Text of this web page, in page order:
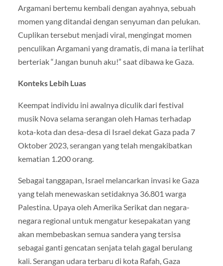
Argamani bertemu kembali dengan ayahnya, sebuah
momen yang ditandai dengan senyuman dan pelukan.
Cuplikan tersebut menjadi viral, mengingat momen
penculikan Argamani yang dramatis, di mana ia terlihat
berteriak “Jangan bunuh aku!” saat dibawa ke Gaza.
Konteks Lebih Luas
Keempat individu ini awalnya diculik dari festival
musik Nova selama serangan oleh Hamas terhadap
kota-kota dan desa-desa di Israel dekat Gaza pada 7
Oktober 2023, serangan yang telah mengakibatkan
kematian 1.200 orang.
Sebagai tanggapan, Israel melancarkan invasi ke Gaza
yang telah menewaskan setidaknya 36.801 warga
Palestina. Upaya oleh Amerika Serikat dan negara-
negara regional untuk mengatur kesepakatan yang
akan membebaskan semua sandera yang tersisa
sebagai ganti gencatan senjata telah gagal berulang
kali. Serangan udara terbaru di kota Rafah, Gaza